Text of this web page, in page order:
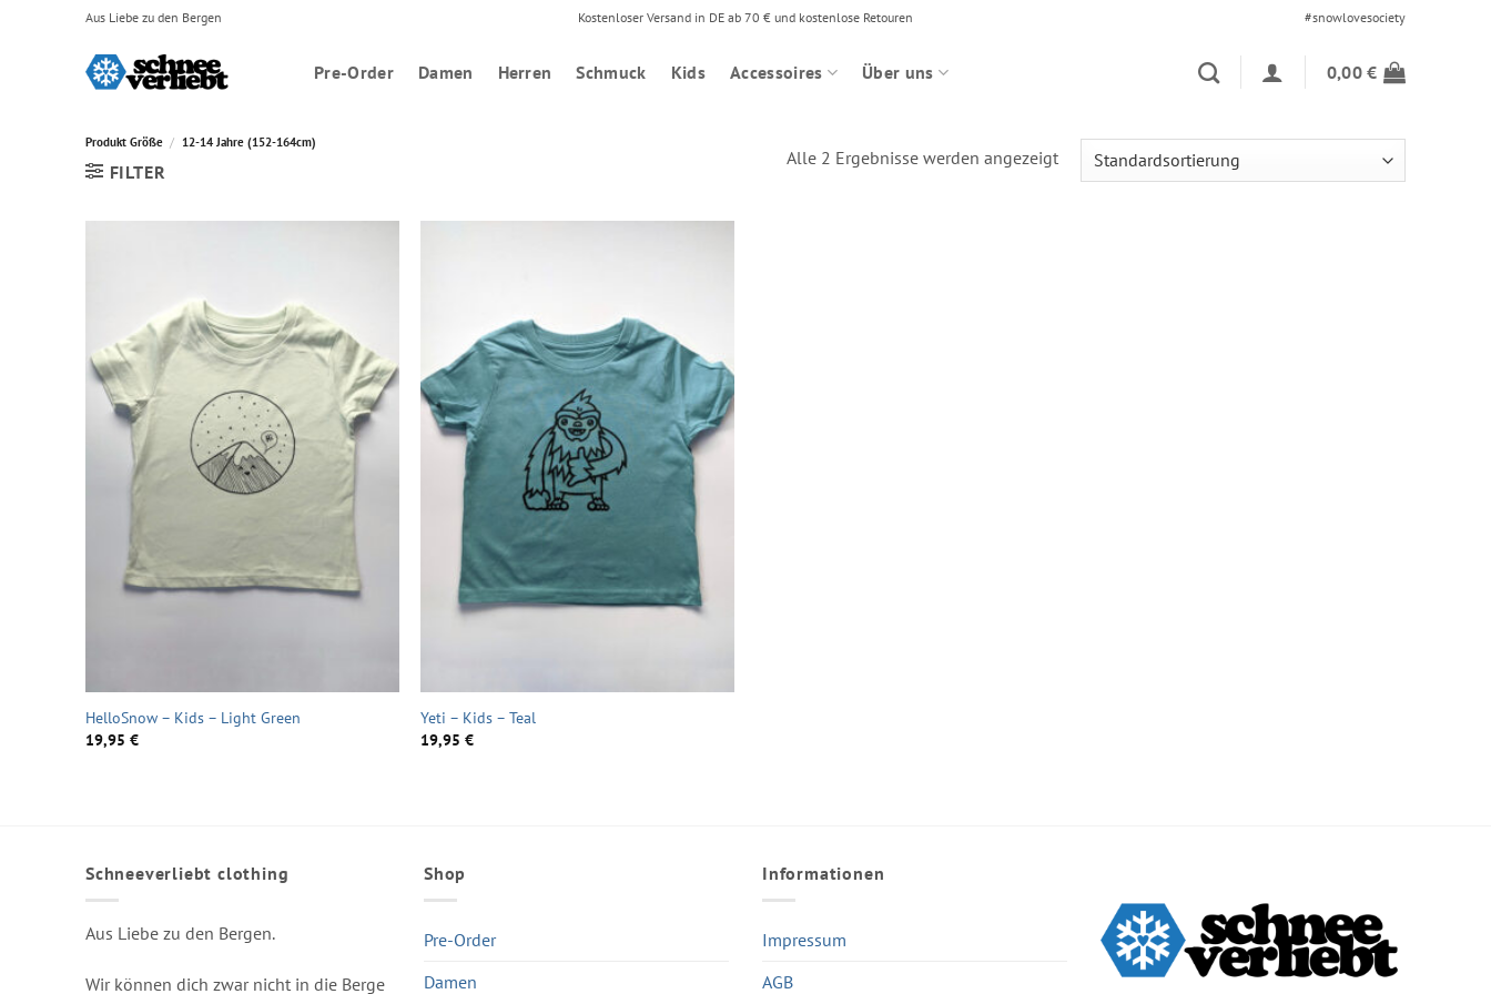
Aus Liebe zu den Bergen Kostenloser Versand in DE ab 70 € und kostenlose Retouren #snowlovesociety
Pre-Order Damen Herren Schmuck Kids Accessoires Über uns 0,00€
Produkt Größe / 12-14 Jahre (152-164cm)
FILTER
Alle 2 Ergebnisse werden angezeigt
HelloSnow – Kids – Light Green
19,95 €
Yeti – Kids – Teal
19,95€
Schneeverliebt clothing
Aus Liebe zu den Bergen.
Wir können dich zwar nicht in die Berge
Shop
Pre-Order
Damen
Informationen
Impressum
AGB